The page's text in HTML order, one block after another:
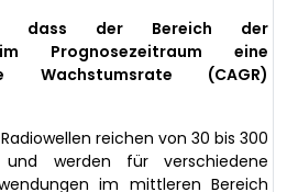
dass der Bereich der
Prognosezeitraum eine
Wachstumsrate (CAGR)
reichen von 30 bis 300
und werden für verschiedene
im mittleren Bereich